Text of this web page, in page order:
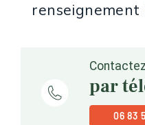
renseignement
par
06 83